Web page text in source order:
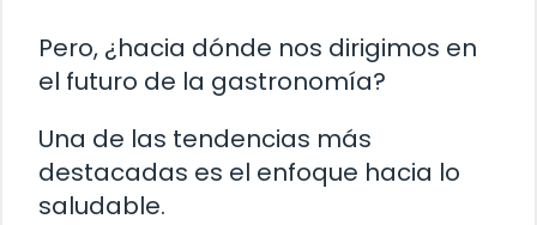
Pero, ¿hacia dónde nos dirigimos en
el futuro de la gastronomía?
Una de las tendencias más
destacadas es el enfoque hacia lo
saludable.